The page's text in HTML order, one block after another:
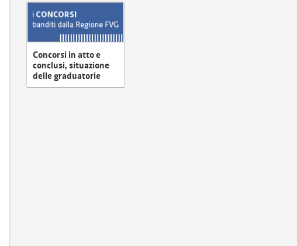
Concorsi in atto e
conclusi, situazione
delle graduatorie